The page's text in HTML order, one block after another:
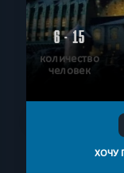
6 - 15
количество
человек
ХОЧУ